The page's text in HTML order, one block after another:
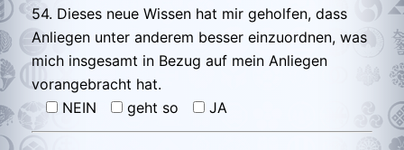
54. Dieses neue Wissen hat mir geholfen, dass
Anliegen unter anderem besser einzuordnen, was
mich insgesamt in Bezug auf mein Anliegen
vorangebracht hat.
NEIN
geht so JA